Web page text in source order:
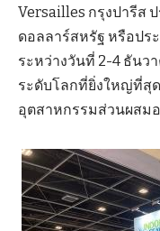
Versailles กรุงปารีส ป
ดอลลาร์สหรัฐ หรือปร
ระหว่างวันที่ 2-4 ธันว
ระดับโลกที่ยิ่งใหญ่ที่สุ
อุตสาหกรรมส่วนผสม